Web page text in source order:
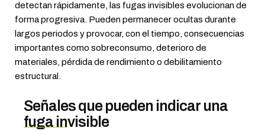
detectan rápidamente, las fugas invisibles evolucionan de
forma progresiva. Pueden permanecer ocultas durante
largos periodos y provocar, con el tiempo, consecuencias
importantes como sobreconsumo, deterioro de
materiales, pérdida de rendimiento o debilitamiento
estructural.
Señales que pueden indicar una
fuga invisible